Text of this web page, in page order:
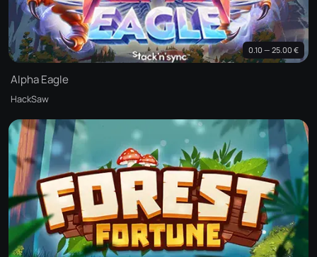
0.10 — 25.00 €
Alpha Eagle
HackSaw